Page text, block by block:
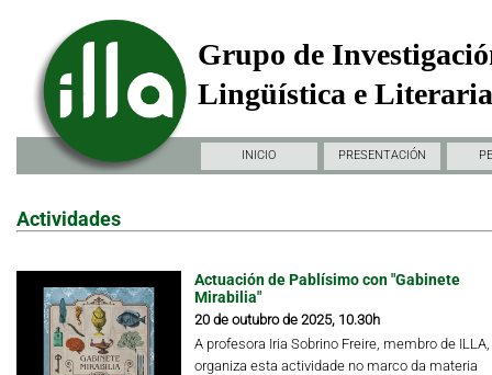
Grupo de
Lingüística e
INICIO PRESENTACIÓN
Actividades
Actuación de Pablísimo con "Gabinete
Mirabilia"
20 de outubro de 2025, 10.30h
A profesora Iria Sobrino Freire, membro de ILLA,
organiza esta actividade no marco da materia